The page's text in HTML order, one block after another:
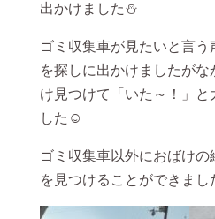
出かけました⛄
ゴミ収集車が見たいと言
を探しに出かけましたが
け見つけて「いた～！」
した☺
ゴミ収集車以外におばけ
を見つけることができまし